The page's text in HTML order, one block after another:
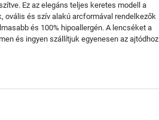
Ez az elegáns teljes keretes modell a
ovális és szív alakú arcformával rendelkezők
és 100% hipoallergén. A lencséket a
és ingyen szállítjuk egyenesen az ajtódhoz